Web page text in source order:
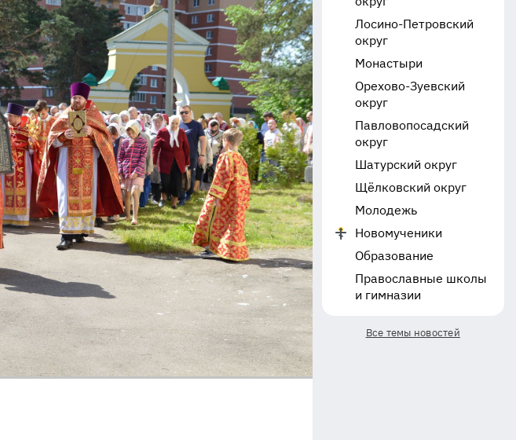
Лосино-Петровский
округ
Монастыри
Орехово-Зуевский
округ
Павловопосадский
округ
Шатурский округ
Щёлковский округ
Молодежь
Новомученики
Образование
Православные школы
и гимназии
Все темы новостей